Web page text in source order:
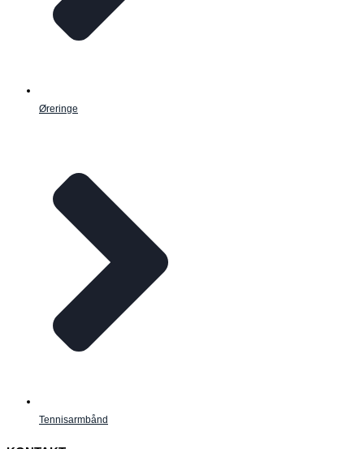
Øreringe
Tennisarmbånd